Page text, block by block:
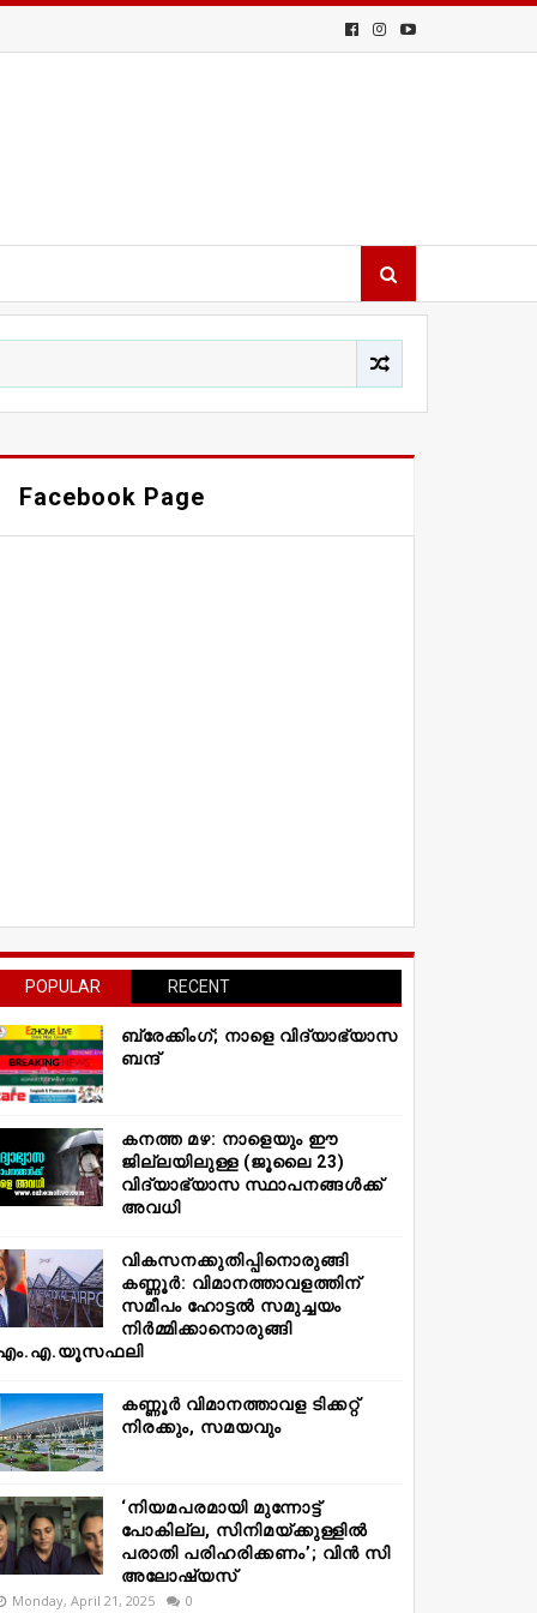
Facebook Page
POPULAR RECENT
ബ്രേക്കിംഗ്; നാളെ വിദ്യാഭ്യാസ
ബന്ദ്
കനത്ത മഴ: നാളെയും ഈ
ജില്ലയിലുള്ള (ജൂലൈ 23)
വിദ്യാഭ്യാസ സ്ഥാപനങ്ങൾക്ക്
അവധി
വികസനക്കുതിപ്പിനൊരുങ്ങി
കണ്ണൂർ: വിമാനത്താവളത്തിന്
സമീപം ഹോട്ടൽ സമുച്ചയം
നിർമ്മിക്കാനൊരുങ്ങി
കണ്ണൂർ വിമാനത്താവള ടിക്കറ്റ്
നിരക്കും, സമയവും
‘നിയമപരമായി മുന്നോട്ട്
പോകില്ല, സിനിമയ്ക്കുള്ളിൽ
പരാതി പരിഹരിക്കണം’; വിൻ സി
അലോഷ്യസ്
Monday, April 21, 2025 0